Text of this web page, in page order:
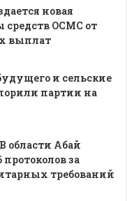
новая
средств ОСМС от
выплат
и сельские
партии на
В области Абай
протоколов за
требований